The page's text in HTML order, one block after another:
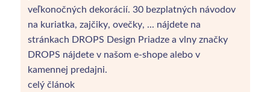
veľkonočných dekorácií. 30 bezplatných návodov
na kuriatka, zajčiky, ovečky, ... nájdete na
stránkach DROPS Design Priadze a vlny značky
DROPS nájdete v našom e-shope alebo v
kamennej predajni.
celý článok